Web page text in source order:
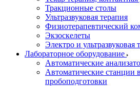
Тракционные столы
Ультразвуковая терапия
Физиотерапевтический
Экзоскелеты
Электро и ультразвуковая
Лабораторное оборудование
Автоматические
Автоматические станции
пробоподготовки